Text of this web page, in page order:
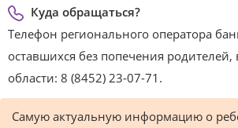
Куда обращаться?
Телефон регионального оператора
оставшихся без попечения родителей,
области: 8 (8452) 23-07-71.
Самую актуальную информацию о